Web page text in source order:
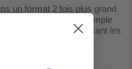
un format 2 fois plus grand
intéressant par exemple
pratiquant un métier usant les
pour réduire les
préventif...9/10